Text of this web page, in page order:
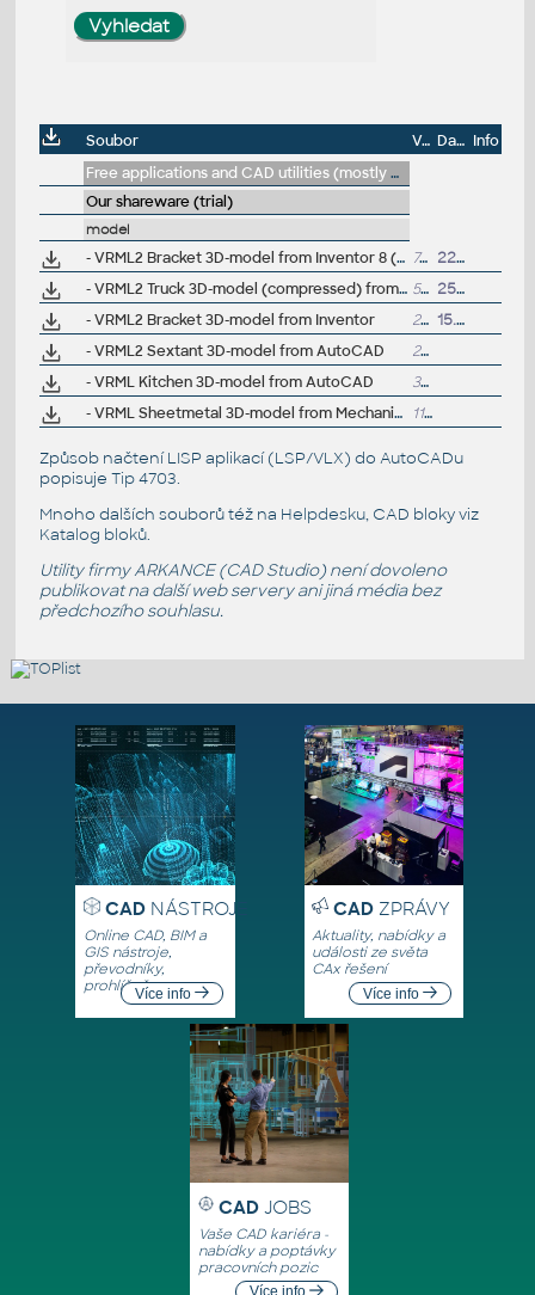
Soubor Velikost Datum Info
Free applications and CAD utilities (mostly our freeware & trials)
Our shareware (trial)
model
- VRML2 Bracket 3D-model from Inventor 8 (compressed from VRML Translator) 70kB
22.12.2003
- VRML2 Truck 3D-model (compressed) from AutoCAD
57kB
25.6.2002
- VRML2 Bracket 3D-model from Inventor
233kB
15.5.2002
- VRML2 Sextant 3D-model from AutoCAD
233kB
- VRML Kitchen 3D-model from AutoCAD
303kB
- VRML Sheetmetal 3D-model from Mechanical Desktop
117kB
Způsob načtení LISP aplikací (LSP/VLX) do AutoCADu
popisuje Tip 4703.
Mnoho dalších souborů též na Helpdesku, CAD bloky viz
Katalog bloků.
Utility firmy ARKANCE (CAD Studio) není dovoleno
publikovat na další web servery ani jiná média bez
předchozího souhlasu.
CADNÁSTROJE
Online CAD, BIM a
GIS nástroje,
převodníky,
prohlížečeVíce info
CADZPRÁVY
Aktuality, nabídky a
události ze světa
CAx řešení
Více info
CAD JOBS
Vaše CAD kariéra -
nabídky a poptávky
pracovních pozic
Více info